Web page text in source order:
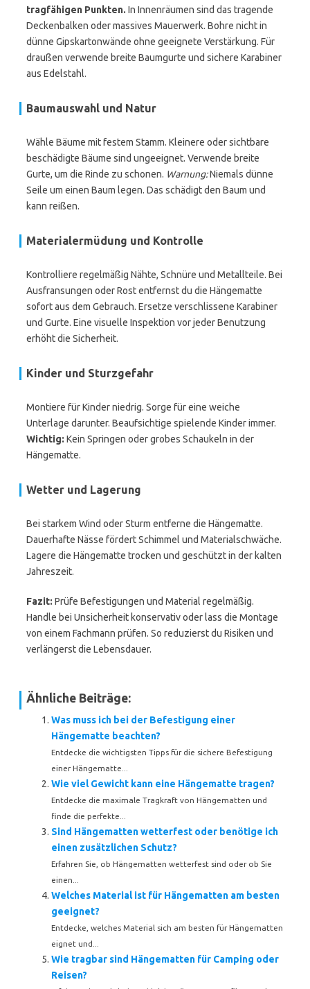
tragfähigen Punkten. In Innenräumen sind das tragende
Deckenbalken oder massives Mauerwerk. Bohre nicht in
dünne Gipskartonwände ohne geeignete Verstärkung. Für
draußen verwende breite Baumgurte und sichere Karabiner
aus Edelstahl.
Baumauswahl und Natur
Wähle Bäume mit festem Stamm. Kleinere oder sichtbare
beschädigte Bäume sind ungeeignet. Verwende breite
Gurte, um die Rinde zu schonen. Warnung:Niemals dünne
Seile um einen Baum legen. Das schädigt den Baum und
kann reißen.
Materialermüdung und Kontrolle
Kontrolliere regelmäßig Nähte, Schnüre und Metallteile. Bei
Ausfransungen oder Rost entfernst du die Hängematte
sofort aus dem Gebrauch. Ersetze verschlissene Karabiner
und Gurte. Eine visuelle Inspektion vor jeder Benutzung
erhöht die Sicherheit.
Kinder und Sturzgefahr
Montiere für Kinder niedrig. Sorge für eine weiche
Unterlage darunter. Beaufsichtige spielende Kinder immer.
Wichtig: Kein Springen oder grobes Schaukeln in der
Hängematte.
Wetter und Lagerung
Bei starkem Wind oder Sturm entferne die Hängematte.
Dauerhafte Nässe fördert Schimmel und Materialschwäche.
Lagere die Hängematte trocken und geschützt in der kalten
Jahreszeit.
Fazit: Prüfe Befestigungen und Material regelmäßig.
Handle bei Unsicherheit konservativ oder lass die Montage
von einem Fachmann prüfen. So reduzierst du Risiken und
verlängerst die Lebensdauer.
Ähnliche Beiträge:
Was muss ich bei der Befestigung einer
Hängematte beachten?
Entdecke die wichtigsten Tipps für die sichere Befestigung
einer Hängematte...
Wie viel Gewicht kann eine Hängematte tragen?
Entdecke die maximale Tragkraft von Hängematten und
finde die perfekte...
Sind Hängematten wetterfest oder benötige ich
einen zusätzlichen Schutz?
Erfahren Sie, ob Hängematten wetterfest sind oder ob Sie
einen...
Welches Material ist für Hängematten am besten
geeignet?
Entdecke, welches Material sich am besten für Hängematten
eignet und...
Wie tragbar sind Hängematten für Camping oder
Reisen?